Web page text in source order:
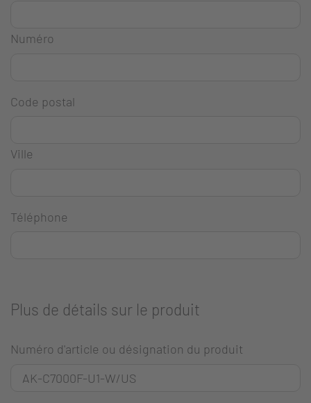
Numéro
Code postal
Ville
Téléphone
Plus de détails sur le produit
Numéro d'article ou désignation du produit